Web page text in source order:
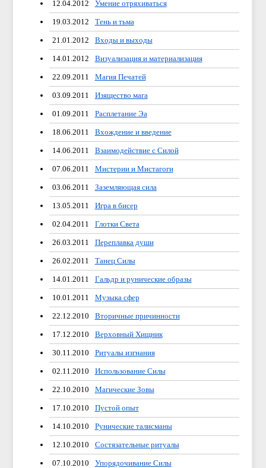
12.04.2012 Умение отряхиваться
19.03.2012 Тень и тьма
21.01.2012 Входы и выходы
14.01.2012 Визуализация и материализация
22.09.2011 Магия Печатей
03.09.2011 Изящество мага
01.09.2011 Расплетание Эа
18.06.2011 Вхождение и введение
14.06.2011 Взаимодействие с Силой
07.06.2011 Мистерии и Мистагоги
03.06.2011 Заземляющая сила
13.05.2011 Игра в бисер
02.04.2011 Глотки Света
26.03.2011 Переплавка души
26.02.2011 Танец Силы
14.01.2011 Гальдр и рунические образы
10.01.2011 Музыка сфер
22.12.2010 Вторичные причинности
17.12.2010 Верховный Хищник
30.11.2010 Ритуалы изгнания
02.11.2010 Использование Силы
22.10.2010 Магические Зовы
17.10.2010 Пустой опыт
14.10.2010 Рунические талисманы
12.10.2010 Состязательные ритуалы
07.10.2010 Упорядочивание Силы